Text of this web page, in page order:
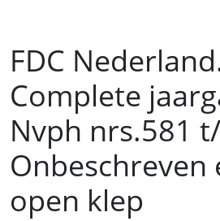
FDC
Complete
Nvph nrs.581
Onbeschreven
open klep